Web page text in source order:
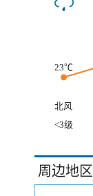
23℃
北风
<3级
周边地区